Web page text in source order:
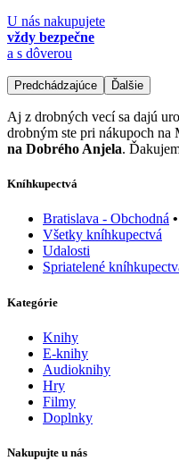
U nás nakupujete
vždy bezpečne
a s dôverou
Predchádzajúce Ďalšie
Aj z drobných vecí sa dajú
drobným ste pri nákupoch na
na Dobrého Anjela.
Kníhkupectvá
Bratislava - Obchodná
Všetky kníhkupectvá
Udalosti
Spriatelené
Kategórie
Knihy
E-knihy
Audioknihy
Hry
Filmy
Doplnky
Nakupujte u nás